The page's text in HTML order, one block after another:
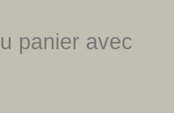
panier avec